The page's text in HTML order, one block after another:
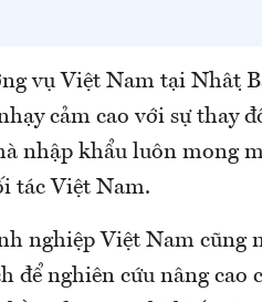
vụ Việt Nam tại Nhật
cảm cao với sự thay
nhập khẩu luôn mong
tác Việt Nam.
nghiệp Việt Nam cũng
để nghiên cứu nâng cao